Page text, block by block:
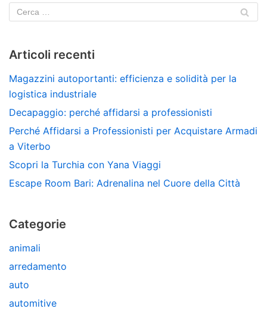
Articoli recenti
Magazzini autoportanti: efficienza e solidità per la
logistica industriale
Decapaggio: perché affidarsi a professionisti
Perché Affidarsi a Professionisti per Acquistare Armadi
a Viterbo
Scopri la Turchia con Yana Viaggi
Escape Room Bari: Adrenalina nel Cuore della Città
Categorie
animali
arredamento
auto
automitive